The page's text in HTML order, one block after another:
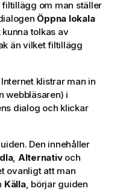
filtillägg om man ställer
Öppna lokala
tolkas av
än vilket filtillägg
klistrar man in
webbläsaren) i
dialog och klickar
Den innehåller
, Alternativoch
ovanligt att man
Källa, börjar guiden